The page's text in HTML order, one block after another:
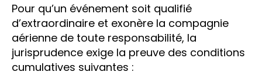
Pour qu’un événement soit qualifié
d’extraordinaire et exonère la compagnie
aérienne de toute responsabilité, la
jurisprudence exige la preuve des conditions
cumulatives suivantes :